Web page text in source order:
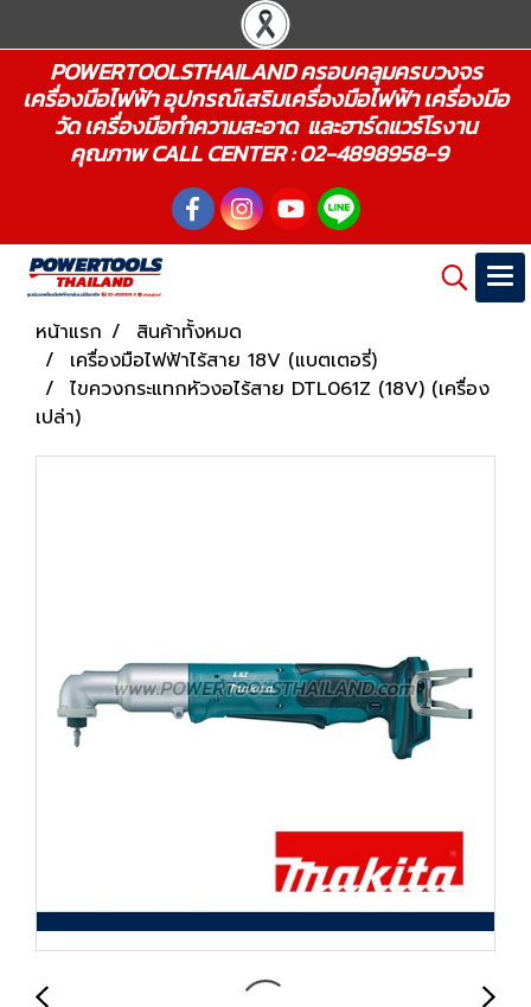
POWERTOOLSTHAILAND ครอบคลุมครบวงจร
เครื่องมือไฟฟ้า อุปกรณ์เสริมเครื่องมือไฟฟ้า เครื่องมือ
วัด เครื่องมือทำความสะอาด และฮาร์ดแวร์โรงาน
คุณภาพ CALL CENTER : 02-4898958-9
หน้าแรก
สินค้าทั้งหมด
เครื่องมือไฟฟ้าไร้สาย 18V (แบตเตอรี่)
ไขควงกระแทกหัวงอไร้สาย DTL061Z (18V) (เครื่อง
เปล่า)